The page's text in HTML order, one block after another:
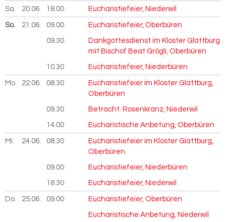
Sa. 20.06. 2026
18.00 Eucharistiefeier, Niederwil
So. 21.06. 2026
09.00 Eucharistiefeier, Oberbüren
09.30
Dankgottesdienst im Kloster Glattburg
mit Bischof Beat Grögli, Oberbüren
10.30 Eucharistiefeier, Niederbüren
Mo. 22.06. 2026
08.30
Eucharistiefeier im Kloster Glattburg,
Oberbüren
09.30 Betracht. Rosenkranz, Niederwil
14.00 Eucharistische Anbetung, Oberbüren
Mi. 24.06. 2026
08.30
Eucharistiefeier im Kloster Glattburg,
Oberbüren
09.00 Eucharistiefeier, Niederbüren
18.30 Eucharistiefeier, Niederwil
Do. 25.06. 2026
09.00 Eucharistiefeier, Oberbüren
Eucharistische Anbetung, Niederwil